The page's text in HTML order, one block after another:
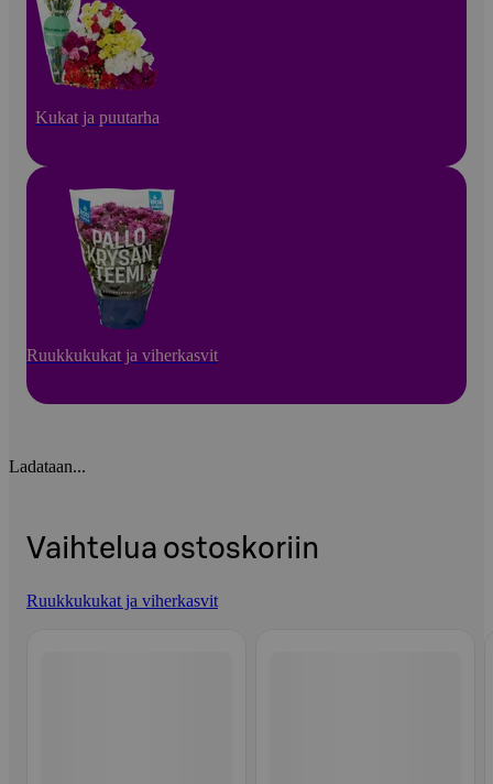
Kukat ja puutarha
Ruukkukukat ja viherkasvit
Ladataan...
Vaihtelua ostoskoriin
Ruukkukukat ja viherkasvit